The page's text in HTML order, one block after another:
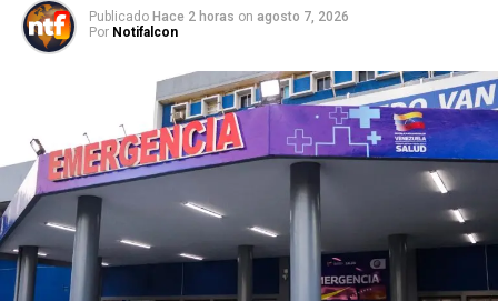
Publicado Hace 2 horas on agosto 7, 2026
Por Notifalcon